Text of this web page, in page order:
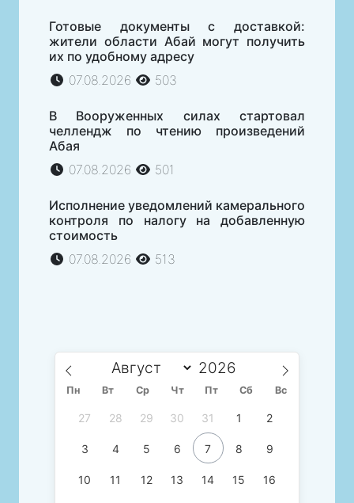
Готовые документы с доставкой:
жители области Абай могут получить
их по удобному адресу
07.08.2026
503
В Вооруженных силах стартовал
челлендж по чтению произведений
Абая
07.08.2026
501
Исполнение уведомлений камерального
контроля по налогу на добавленную
стоимость
07.08.2026
513
Пн Вт Ср Чт Пт Сб Вс
27 28 29 30 31 1 2
3 4 5 6 7 8 9
10 11 12 13 14 15 16